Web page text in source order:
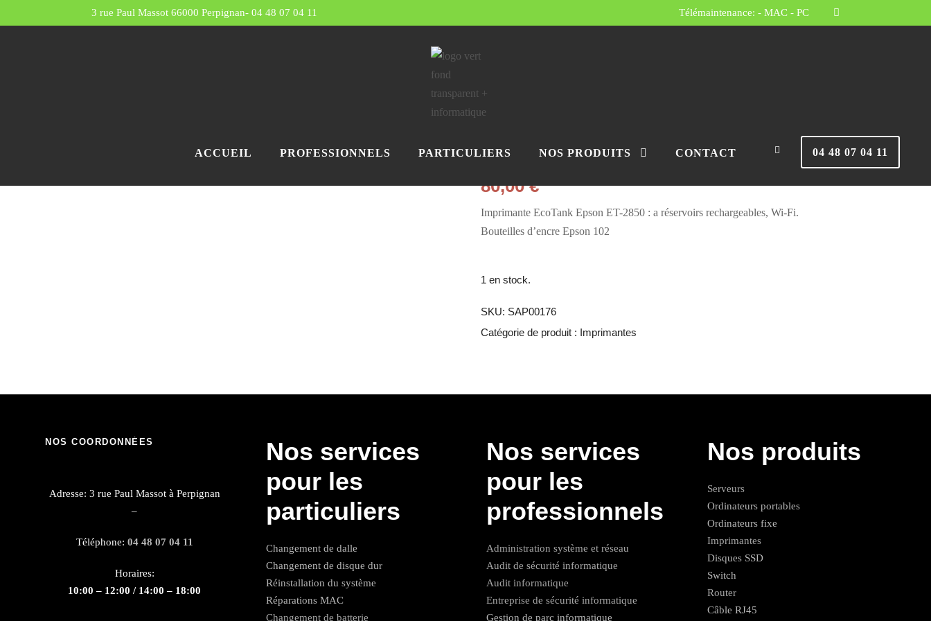
3 rue Paul Massot 66000 Perpignan- 04 48 07 04 11 Télémaintenance: - MAC - PC
ACCUEIL PROFESSIONNELS PARTICULIERS NOS PRODUITS CONTACT 04 48 07 04 11
Imprimante reconditionné
80,00€
Imprimante EcoTank Epson ET-2850 : a réservoirs rechargeables, Wi-Fi.
Bouteilles d’encre Epson 102
1 en stock.
SKU: SAP00176
Catégorie de produit : Imprimantes
NOS COORDONNÉES
Adresse: 3 rue Paul Massot à Perpignan
–
Téléphone: 04 48 07 04 11
Horaires:
10:00 – 12:00 / 14:00 – 18:00
Nos services
pour les
particuliers
Changement de dalle
Changement de disque dur
Réinstallation du système
Réparations MAC
Changement de batterie
Nos services
pour les
professionnels
Administration système et réseau
Audit de sécurité informatique
Audit informatique
Entreprise de sécurité informatique
Gestion de parc informatique
Nos produits
Serveurs
Ordinateurs portables
Ordinateurs fixe
Imprimantes
Disques SSD
Switch
Router
Câble RJ45